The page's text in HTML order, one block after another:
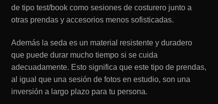
de tipo test/book como sesiones de costurero junto a
otras prendas y accesorios menos sofisticadas.
Además la seda es un material resistente y duradero
que puede durar mucho tiempo si se cuida
adecuadamente. Esto significa que este tipo de prendas,
al igual que una sesión de fotos en estudio, son una
inversión a largo plazo para tu persona.